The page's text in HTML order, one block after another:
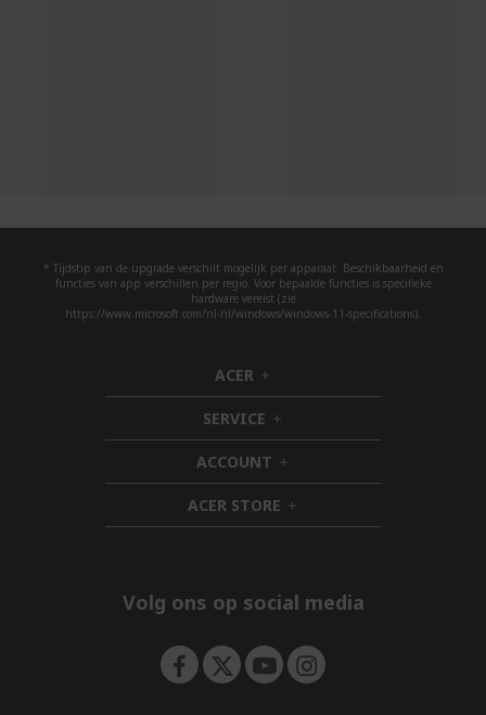
* Tijdstip van de upgrade verschilt mogelijk per apparaat. Beschikbaarheid en
functies van app verschillen per regio. Voor bepaalde functies is specifieke
hardware vereist (zie
https://www.microsoft.com/nl-nl/windows/windows-11-specifications).
ACER h
i
d
d
e
n
SERVICE h
i
d
d
e
n
ACCOUNT h
i
d
d
ACER STORE h
i
e
Volg ons op social media